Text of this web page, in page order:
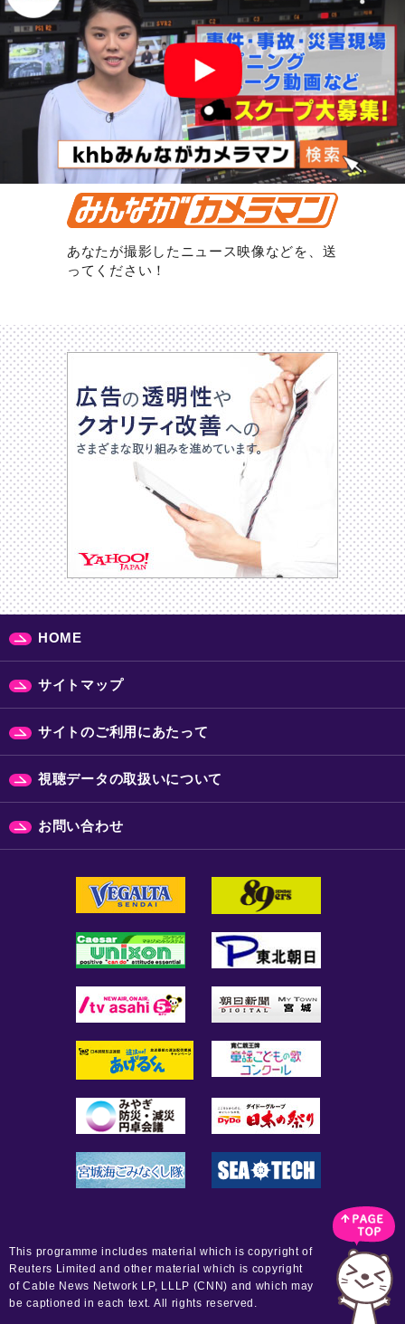
あなたが撮影したニュース映像などを、送
ってください！
HOME
サイトマップ
サイトのご利用にあたって
視聴データの取扱いについて
お問い合わせ
This programme includes material which is copyright of
Reuters Limited and other material which is copyright
of Cable News Network LP, LLLP (CNN) and which may
be captioned in each text. All rights reserved.